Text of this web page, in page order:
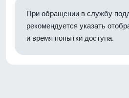
При обращении в службу
рекомендуется указать
и время попытки доступа.